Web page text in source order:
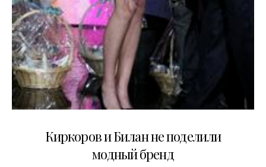
Киркоров и Билан не поделили
модный бренд